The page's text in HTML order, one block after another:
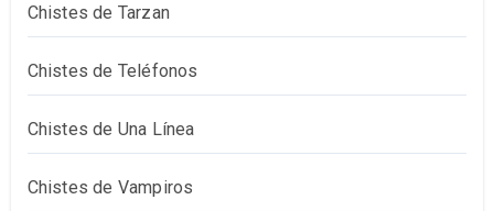
Chistes de Tarzan
Chistes de Teléfonos
Chistes de Una Línea
Chistes de Vampiros